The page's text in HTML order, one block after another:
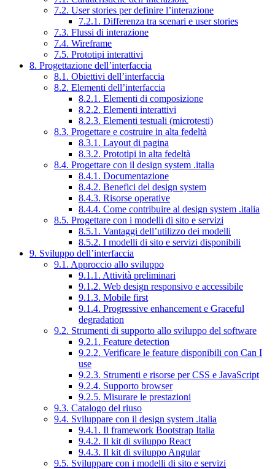
7.2. User stories per definire l’interazione
7.2.1. Differenza tra scenari e user stories
7.3. Flussi di interazione
7.4. Wireframe
7.5. Prototipi interattivi
8. Progettazione dell’interfaccia
8.1. Obiettivi dell’interfaccia
8.2. Elementi dell’interfaccia
8.2.1. Elementi di composizione
8.2.2. Elementi interattivi
8.2.3. Elementi testuali (microtesti)
8.3. Progettare e costruire in alta fedeltà
8.3.1. Layout di pagina
8.3.2. Prototipi in alta fedeltà
8.4. Progettare con il design system .italia
8.4.1. Documentazione
8.4.2. Benefici del design system
8.4.3. Risorse operative
8.4.4. Come contribuire al design system .italia
8.5. Progettare con i modelli di sito e servizi
8.5.1. Vantaggi dell’utilizzo dei modelli
8.5.2. I modelli di sito e servizi disponibili
9. Sviluppo dell’interfaccia
9.1. Approccio allo sviluppo
9.1.1. Attività preliminari
9.1.2. Web design responsivo e accessibile
9.1.3. Mobile first
9.1.4. Progressive enhancement e Graceful
degradation
9.2. Strumenti di supporto allo sviluppo del software
9.2.1. Feature detection
9.2.2. Verificare le feature disponibili con Can I
use
9.2.3. Strumenti e risorse per CSS e JavaScript
9.2.4. Supporto browser
9.2.5. Misurare le prestazioni
9.3. Catalogo del riuso
9.4. Sviluppare con il design system .italia
9.4.1. Il framework Bootstrap Italia
9.4.2. Il kit di sviluppo React
9.4.3. Il kit di sviluppo Angular
9.5. Sviluppare con i modelli di sito e servizi